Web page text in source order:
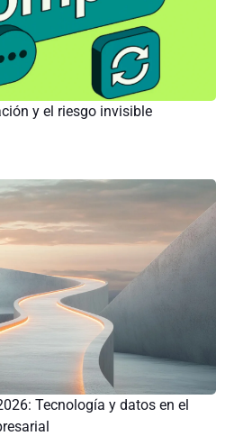
y el riesgo invisible
Tecnología y datos en el